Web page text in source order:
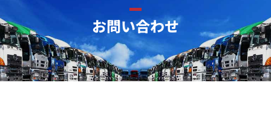
お問い合わせ